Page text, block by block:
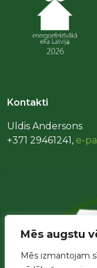
Mēs augstu
Mēs izmantojam
Kontakti
Uldis Andersons
+371 29461241, e-